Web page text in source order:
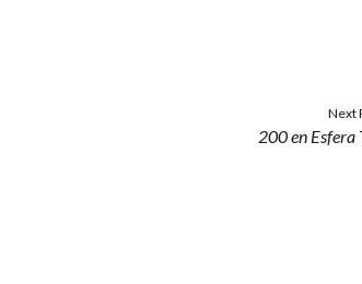
Next
200 en Esfera